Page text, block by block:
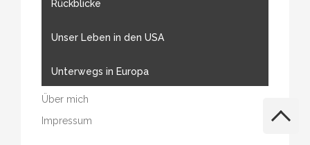
Rückblicke
Unser Leben in den USA
Unterwegs in Europa
Über mich
Impressum